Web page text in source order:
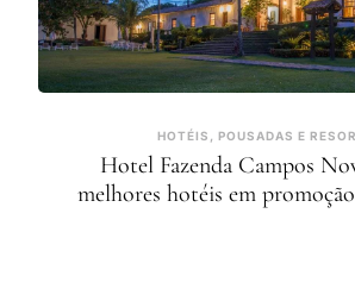
HOTÉIS, POUSADAS E
Hotel Fazenda Campos
melhores hotéis em